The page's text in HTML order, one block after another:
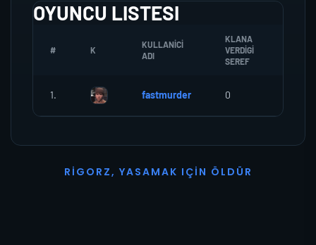
OYUNCU LISTESI
# K
KULLANICI
ADI
KLANA
VERDIGI
SEREF
1. fastmurder 0
R I G O R Z, YASAMAK I ÇI N Ö L D Ü R